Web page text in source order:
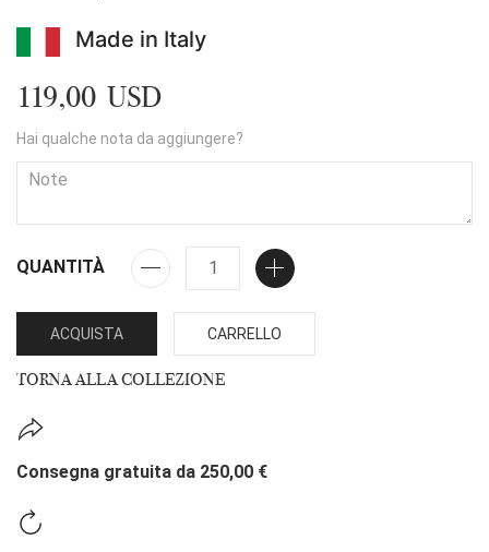
Made in Italy
119,00 USD
Hai qualche nota da aggiungere?
QUANTITÀ
ACQUISTA CARRELLO
TORNA ALLA COLLEZIONE
Consegna gratuita da 250,00 €